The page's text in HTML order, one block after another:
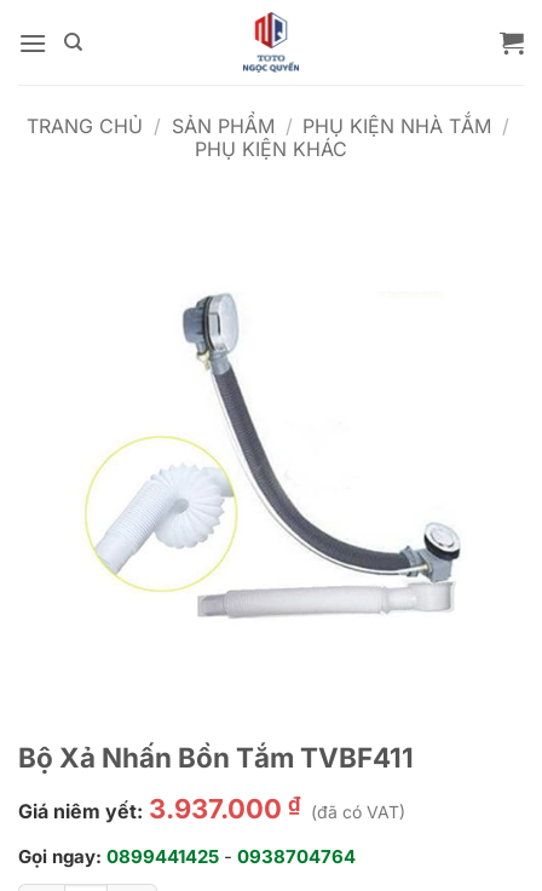
qua
TRANG CHỦ / SẢN PHẨM / PHỤ KIỆN NHÀ TẮM /
PHỤ KIỆN KHÁC
Bộ Xả Nhấn Bồn Tắm TVBF411
Giá niêm yết: 3.937.000 ₫ (đã có VAT)
Gọi ngay: 0899441425 - 0938704764